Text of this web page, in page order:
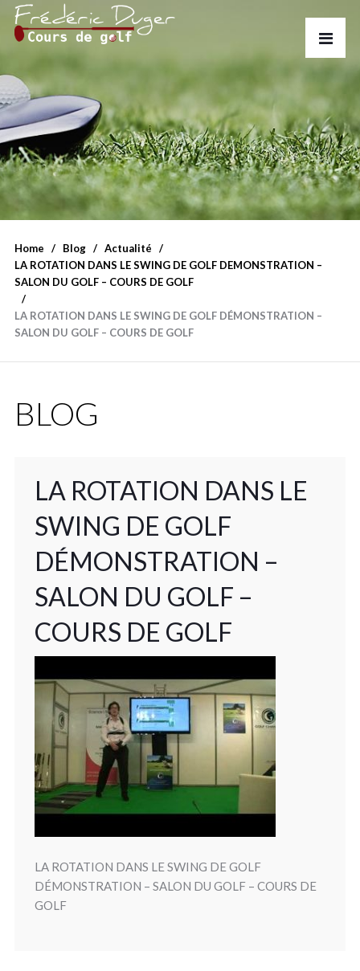
Home Blog
Actualité
LA ROTATION DANS LE SWING DE GOLF DEMONSTRATION –
SALON DU GOLF – COURS DE GOLF
LA ROTATION DANS LE SWING DE GOLF DÉMONSTRATION –
SALON DU GOLF – COURS DE GOLF
BLOG
LA ROTATION DANS LE
SWING DE GOLF
DÉMONSTRATION –
SALON DU GOLF –
COURS DE GOLF
LA ROTATION DANS LE SWING DE GOLF
DÉMONSTRATION – SALON DU GOLF – COURS DE
GOLF